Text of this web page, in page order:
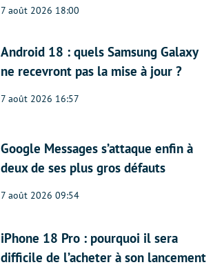
7 août 2026 18:00
Android 18 : quels Samsung Galaxy
ne recevront pas la mise à jour ?
7 août 2026 16:57
Google Messages s’attaque enfin à
deux de ses plus gros défauts
7 août 2026 09:54
iPhone 18 Pro : pourquoi il sera
difficile de l’acheter à son lancement